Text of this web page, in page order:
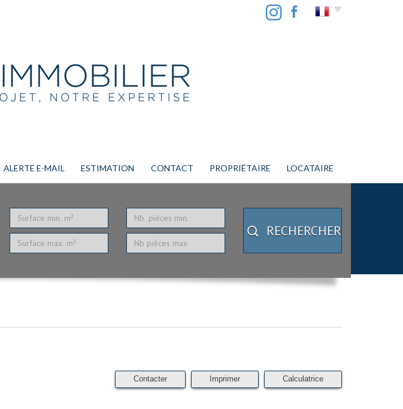
ALERTE E-MAIL ESTIMATION CONTACT PROPRIÉTAIRE LOCATAIRE
RECHERCHER
Contacter Imprimer Calculatrice